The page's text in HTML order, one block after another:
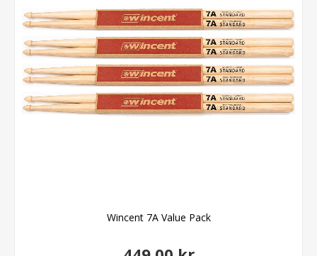
Wincent 7A Value Pack